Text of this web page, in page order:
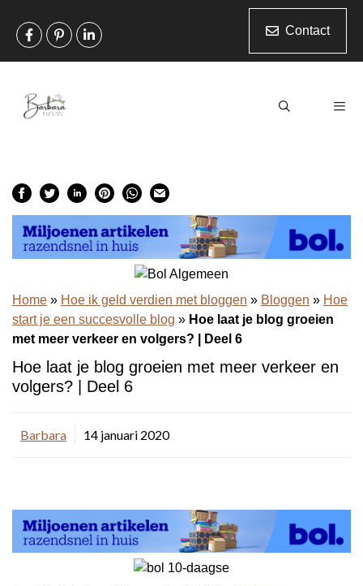
naar
Contact
Home » Hoe ik geld verdien met bloggen » Bloggen » Hoe
start je een succesvolle blog » Hoe laat je blog groeien
met meer verkeer en volgers? | Deel 6
Hoe laat je blog groeien met meer verkeer en
volgers? | Deel 6
Barbara 14 januari 2020